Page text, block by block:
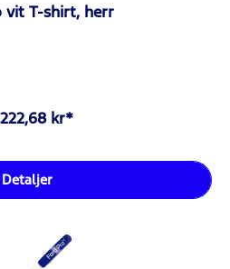
vit T-shirt, herr
222,68 kr*
Detaljer